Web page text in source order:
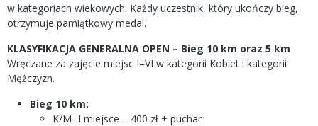
w kategoriach wiekowych. Każdy uczestnik, który ukończy bieg,
otrzymuje pamiątkowy medal.
KLASYFIKACJA GENERALNA OPEN – Bieg 10 km oraz 5 km
Wręczane za zajęcie miejsc I–VI w kategorii Kobiet i kategorii
Mężczyzn.
Bieg 10 km:
K/M- I miejsce – 400 zł + puchar